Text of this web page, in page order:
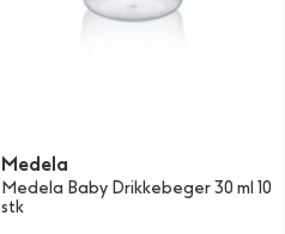
Medela
Medela Baby Drikkebeger 30 ml 10
stk